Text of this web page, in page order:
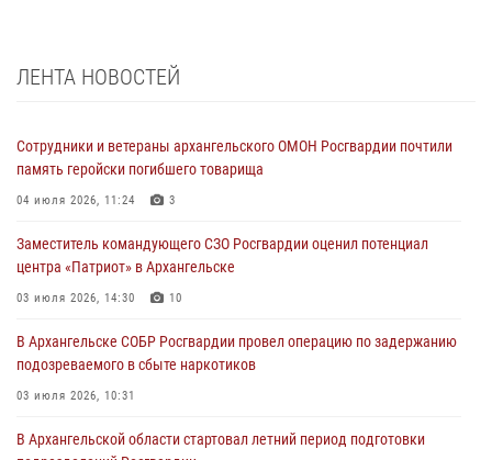
ЛЕНТА НОВОСТЕЙ
Сотрудники и ветераны архангельского ОМОН Росгвардии почтили
память геройски погибшего товарища
04 июля 2026, 11:24 3
Заместитель командующего СЗО Росгвардии оценил потенциал
центра «Патриот» в Архангельске
03 июля 2026, 14:30 10
В Архангельске СОБР Росгвардии провел операцию по задержанию
подозреваемого в сбыте наркотиков
03 июля 2026, 10:31
В Архангельской области стартовал летний период подготовки